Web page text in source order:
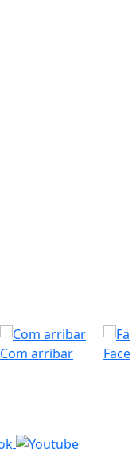
Com arribar